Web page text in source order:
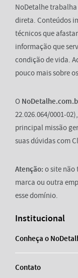
NoDetalhe
direta. Conteúdos
técnicos que
informação que
condição de vida.
pouco mais sobre
O
22.026.064/0001-
principal missão
suas dúvidas com
Atenção: o site não
marca ou outra
esse domínio.
Institucional
Conheça o
Contato